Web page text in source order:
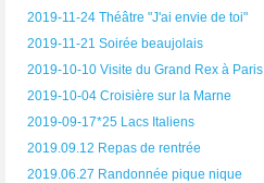
2019-11-24 Théâtre "J'ai envie de toi"
2019-11-21 Soirée beaujolais
2019-10-10 Visite du Grand Rex à Paris
2019-10-04 Croisière sur la Marne
2019-09-17*25 Lacs Italiens
2019.09.12 Repas de rentrée
2019.06.27 Randonnée pique nique